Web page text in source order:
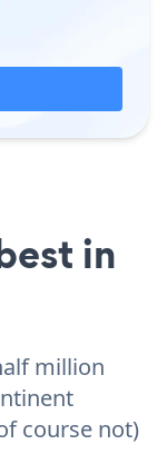
in
million
course not)